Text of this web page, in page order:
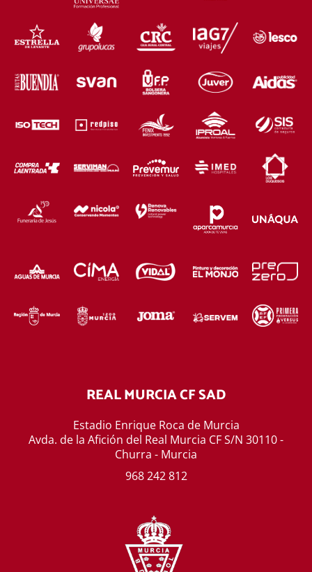
REAL MURCIA CF SAD
Estadio Enrique Roca de Murcia
Avda. de la Afición del Real Murcia CF S/N 30110 -
Churra - Murcia
968 242 812